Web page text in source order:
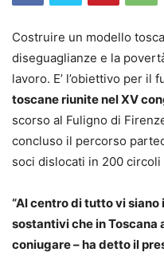
Costruire un modello
diseguaglianze e la
lavoro. E’ l’obiettivo per il
toscane riunite nel XV
scorso al Fuligno di
concluso il percorso
soci dislocati in 200
“Al centro di tutto vi
sostantivi che in Toscana
coniugare – ha detto il